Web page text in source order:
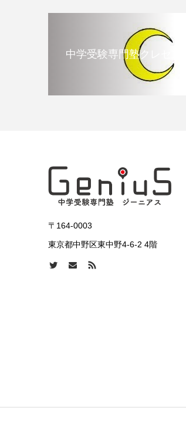
中学受験専門塾クレセント
〒164-0003
東京都中野区東中野4-6-2 4階